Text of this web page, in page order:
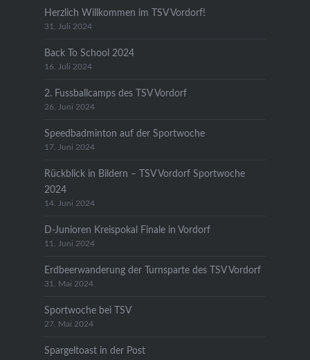
Herzlich Willkommen im TSV Vordorf!
31. Juli 2024
Back To School 2024
16. Juli 2024
2. Fussballcamps des TSV Vordorf
26. Juni 2024
Speedbadminton auf der Sportwoche
17. Juni 2024
Rückblick in Bildern – TSV Vordorf Sportwoche
2024
14. Juni 2024
D-Junioren Kreispokal Finale in Vordorf
11. Juni 2024
Erdbeerwanderung der Turnsparte des TSV Vordorf
31. Mai 2024
Sportwoche bei TSV
27. Mai 2024
Spargeltoast in der Post